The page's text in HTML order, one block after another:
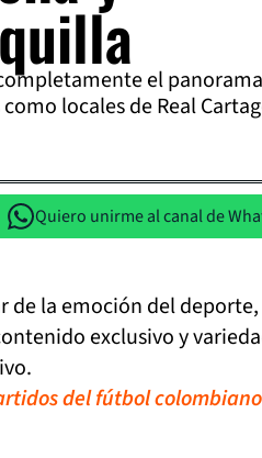
el
locales de Real
Quiero unirme al canal de
de la emoción del deporte,
exclusivo y
del fútbol